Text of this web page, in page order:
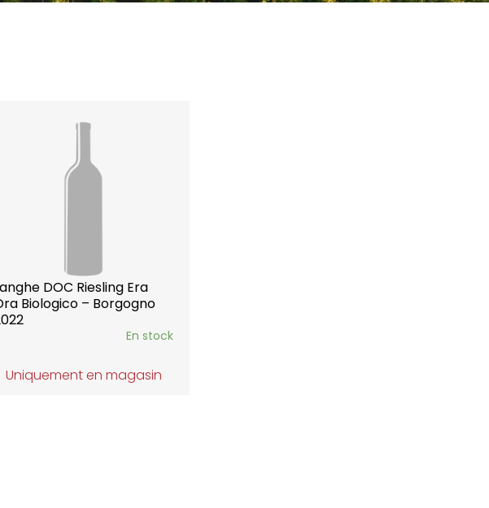
DOC Riesling Era
Biologico – Borgogno
En stock
Uniquement en magasin